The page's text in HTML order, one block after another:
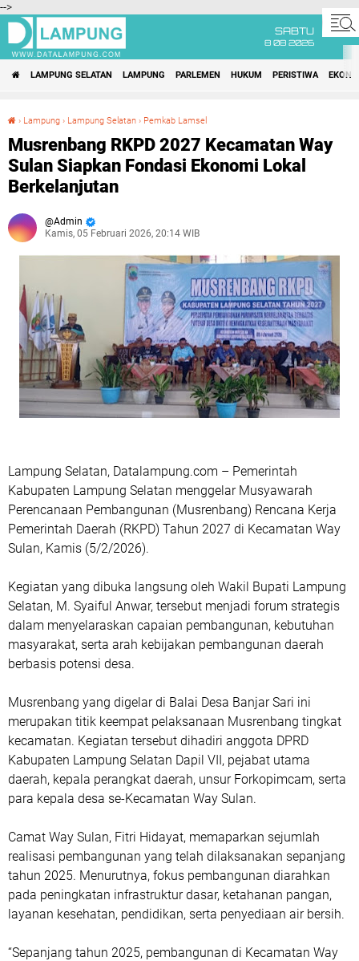
-->
SABTU
8 08 2026
LAMPUNG SELATAN LAMPUNG PARLEMEN HUKUM PERISTIWA
› Lampung › Lampung Selatan › Pemkab Lamsel
Musrenbang RKPD 2027 Kecamatan Way
Sulan Siapkan Fondasi Ekonomi Lokal
Berkelanjutan
Admin
Kamis, 05 Februari 2026, 20:14 WIB
Lampung Selatan, Datalampung.com – Pemerintah
Kabupaten Lampung Selatan menggelar Musyawarah
Perencanaan Pembangunan (Musrenbang) Rencana Kerja
Pemerintah Daerah (RKPD) Tahun 2027 di Kecamatan Way
Sulan, Kamis (5/2/2026).
Kegiatan yang dibuka langsung oleh Wakil Bupati Lampung
Selatan, M. Syaiful Anwar, tersebut menjadi forum strategis
dalam menyelaraskan capaian pembangunan, kebutuhan
masyarakat, serta arah kebijakan pembangunan daerah
berbasis potensi desa.
Musrenbang yang digelar di Balai Desa Banjar Sari ini
merupakan titik keempat pelaksanaan Musrenbang tingkat
kecamatan. Kegiatan tersebut dihadiri anggota DPRD
Kabupaten Lampung Selatan Dapil VII, pejabat utama
daerah, kepala perangkat daerah, unsur Forkopimcam, serta
para kepala desa se-Kecamatan Way Sulan.
Camat Way Sulan, Fitri Hidayat, memaparkan sejumlah
realisasi pembangunan yang telah dilaksanakan sepanjang
tahun 2025. Menurutnya, fokus pembangunan diarahkan
pada peningkatan infrastruktur dasar, ketahanan pangan,
layanan kesehatan, pendidikan, serta penyediaan air bersih.
“Sepanjang tahun 2025, pembangunan di Kecamatan Way